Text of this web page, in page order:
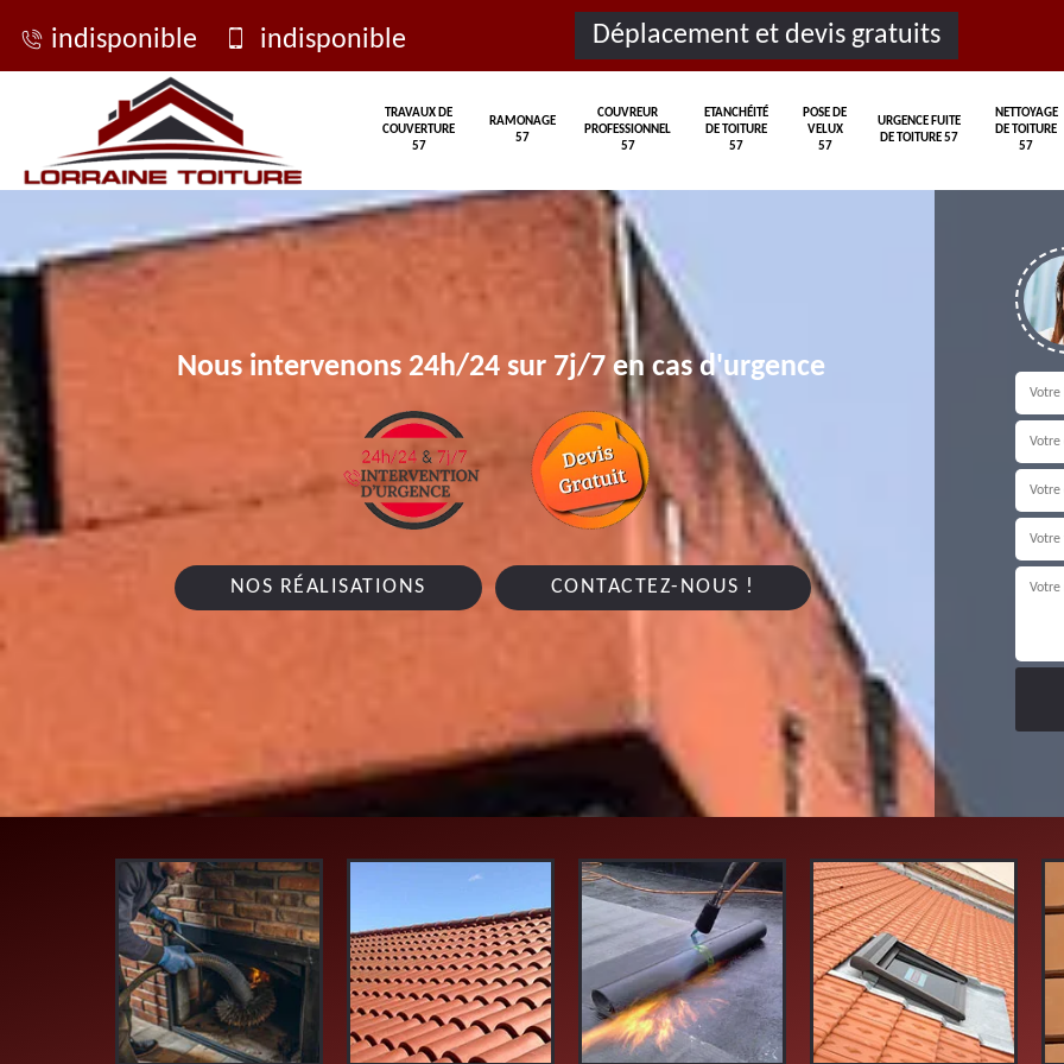
indisponible indisponible Déplacement et devis gratuits
TRAVAUX DE
COUVERTURE
57
RAMONAGE
57
COUVREUR
PROFESSIONNEL
57
ETANCHÉITÉ
DE TOITURE
57
POSE DE
VELUX
57
URGENCE FUITE
DE TOITURE 57
NETTOYAGE
DE TOITURE
57
Nous intervenons 24h/24 sur 7j/7 en cas d'urgence
NOS RÉALISATIONS CONTACTEZ-NOUS !